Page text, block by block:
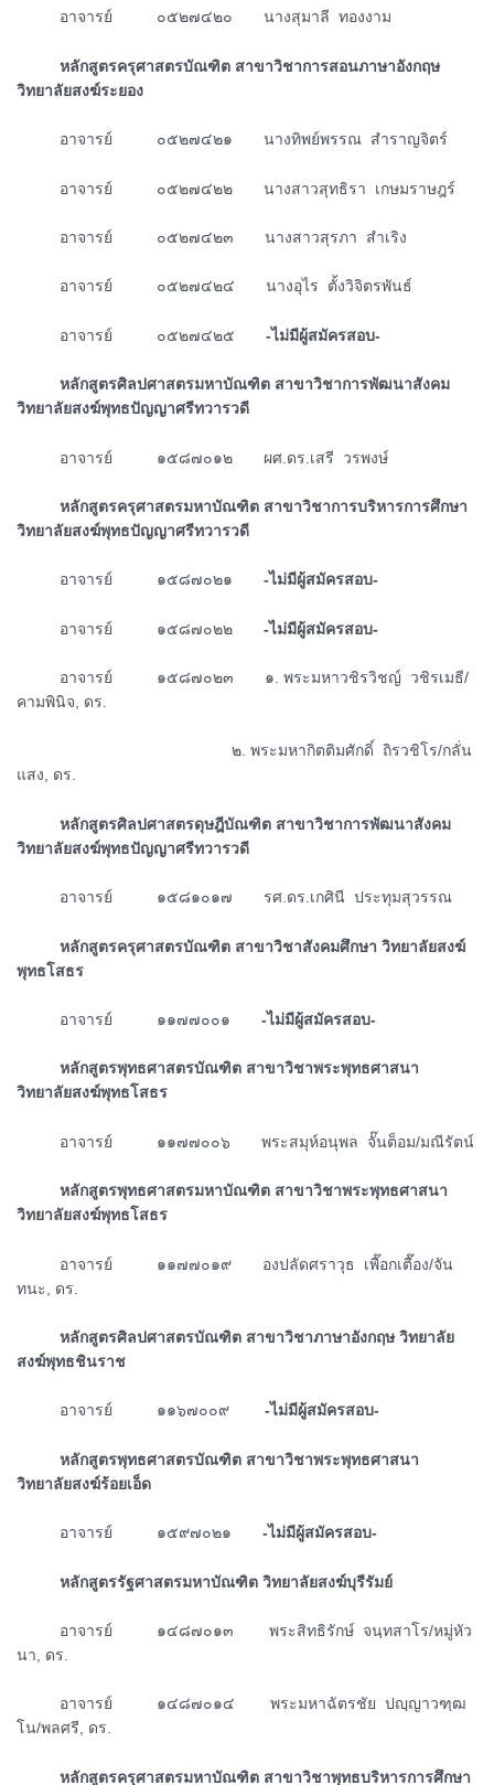
ᅠᅠᅠอาจารย์ ๐๕๒๗๔๒๐ นางสุมาลี ทองงาม
ᅠᅠᅠหลักสูตรครุศาสตรบัณฑิต สาขาวิชาการสอนภาษาอังกฤษ
วิทยาลัยสงฆ์ระยอง
ᅠᅠᅠอาจารย์ ๐๕๒๗๔๒๑ นางทิพย์พรรณ สำราญจิตร์
ᅠᅠᅠอาจารย์ ๐๕๒๗๔๒๒ นางสาวสุทธิรา เกษมราษฎร์
ᅠᅠᅠอาจารย์ ๐๕๒๗๔๒๓ นางสาวสุรภา สำเริง
ᅠᅠᅠอาจารย์ ๐๕๒๗๔๒๔ นางอุไร ตั้งวิจิตรพันธ์
ᅠᅠᅠอาจารย์ ๐๕๒๗๔๒๕ -ไม่มีผู้สมัครสอบ-
ᅠᅠᅠหลักสูตรศิลปศาสตรมหาบัณฑิต สาขาวิชาการพัฒนาสังคม
วิทยาลัยสงฆ์พุทธปัญญาศรีทวารวดี
ᅠᅠᅠอาจารย์ ๑๕๘๗๐๑๒ ผศ.ดร.เสรี วรพงษ์
ᅠᅠᅠหลักสูตรครุศาสตรมหาบัณฑิต สาขาวิชาการบริหารการศึกษา
วิทยาลัยสงฆ์พุทธปัญญาศรีทวารวดี
ᅠᅠᅠอาจารย์ ๑๕๘๗๐๒๑ -ไม่มีผู้สมัครสอบ-
ᅠᅠᅠอาจารย์ ๑๕๘๗๐๒๒ -ไม่มีผู้สมัครสอบ-
ᅠᅠᅠอาจารย์ ๑๕๘๗๐๒๓ ๑. พระมหาวชิรวิชญ์ วชิรเมธี/
คามพินิจ, ดร.
ᅠᅠᅠᅠᅠᅠᅠᅠᅠᅠᅠᅠᅠᅠᅠ๒. พระมหากิตติมศักดิ์ ถิรวชิโร/กลั่น
แสง, ดร.
ᅠᅠᅠหลักสูตรศิลปศาสตรดุษฎีบัณฑิต สาขาวิชาการพัฒนาสังคม
วิทยาลัยสงฆ์พุทธปัญญาศรีทวารวดี
ᅠᅠᅠอาจารย์ ๑๕๘๑๐๑๗ รศ.ดร.เกศินี ประทุมสุวรรณ
ᅠᅠᅠหลักสูตรครุศาสตรบัณฑิต สาขาวิชาสังคมศึกษา วิทยาลัยสงฆ์
พุทธโสธร
ᅠᅠᅠอาจารย์ ๑๑๗๗๐๐๑ -ไม่มีผู้สมัครสอบ-
ᅠᅠᅠหลักสูตรพุทธศาสตรบัณฑิต สาขาวิชาพระพุทธศาสนา
วิทยาลัยสงฆ์พุทธโสธร
ᅠᅠᅠอาจารย์ ๑๑๗๗๐๐๖ พระสมุห์อนุพล จั๊นต็อม/มณีรัตน์
ᅠᅠᅠหลักสูตรพุทธศาสตรมหาบัณฑิต สาขาวิชาพระพุทธศาสนา
วิทยาลัยสงฆ์พุทธโสธร
ᅠᅠᅠอาจารย์ ๑๑๗๗๐๑๙ องปลัดศราวุธ เพื๊อกเตื๊อง/จัน
ทนะ, ดร.
ᅠᅠᅠหลักสูตรศิลปศาสตรบัณฑิต สาขาวิชาภาษาอังกฤษ วิทยาลัย
สงฆ์พุทธชินราช
ᅠᅠᅠอาจารย์ ๑๑๖๗๐๐๙ -ไม่มีผู้สมัครสอบ-
ᅠᅠᅠหลักสูตรพุทธศาสตรบัณฑิต สาขาวิชาพระพุทธศาสนา
วิทยาลัยสงฆ์ร้อยเอ็ด
ᅠᅠᅠอาจารย์ ๑๕๙๗๐๒๑ -ไม่มีผู้สมัครสอบ-
ᅠᅠᅠหลักสูตรรัฐศาสตรมหาบัณฑิต วิทยาลัยสงฆ์บุรีรัมย์
ᅠᅠᅠอาจารย์ ๑๔๘๗๐๑๓ พระสิทธิรักษ์ จนฺทสาโร/หมู่หัว
นา, ดร.
ᅠᅠᅠอาจารย์ ๑๔๘๗๐๑๔ พระมหาฉัตรชัย ปญฺญาวฑฺฒ
โน/พลศรี, ดร.
ᅠᅠᅠหลักสูตรครุศาสตรมหาบัณฑิต สาขาวิชาพุทธบริหารการศึกษา